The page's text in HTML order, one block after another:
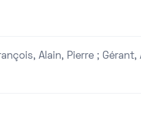
Alain, Pierre ; Gérant,